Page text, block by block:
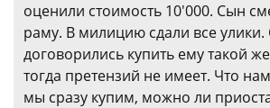
оценили стоимость 10'000. Сын
раму. В милицию сдали все
договорились купить ему такой
тогда претензий не имеет. Что
мы сразу купим, можно ли